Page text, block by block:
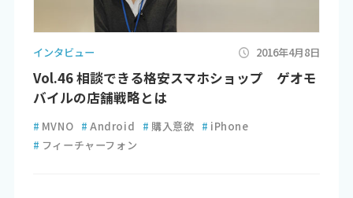
インタビュー 2016年4月8日
Vol.46 相談できる格安スマホショップ ゲオモ
バイルの店舗戦略とは
# MVNO # Android # 購入意欲 # iPhone
# フィーチャーフォン